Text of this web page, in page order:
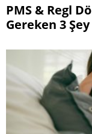
PMS & Regl
Gereken 3 Şey